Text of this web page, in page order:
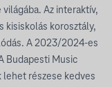
Az interaktív,
kisiskolás korosztály,
A 2023/2024-es
Budapesti Music
részese kedves